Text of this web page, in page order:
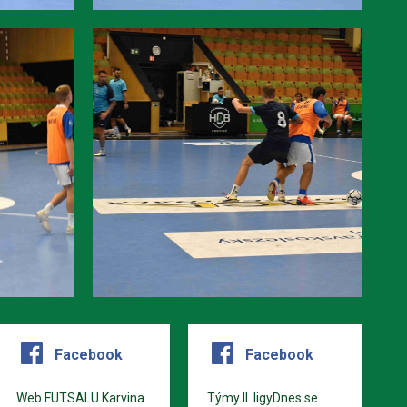
Facebook
Web FUTSALU Karvina
Facebook
Týmy II. ligyDnes se